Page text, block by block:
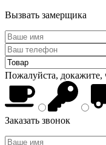
Вызвать замерщика
Пожалуйста, докажите,
Заказать звонок